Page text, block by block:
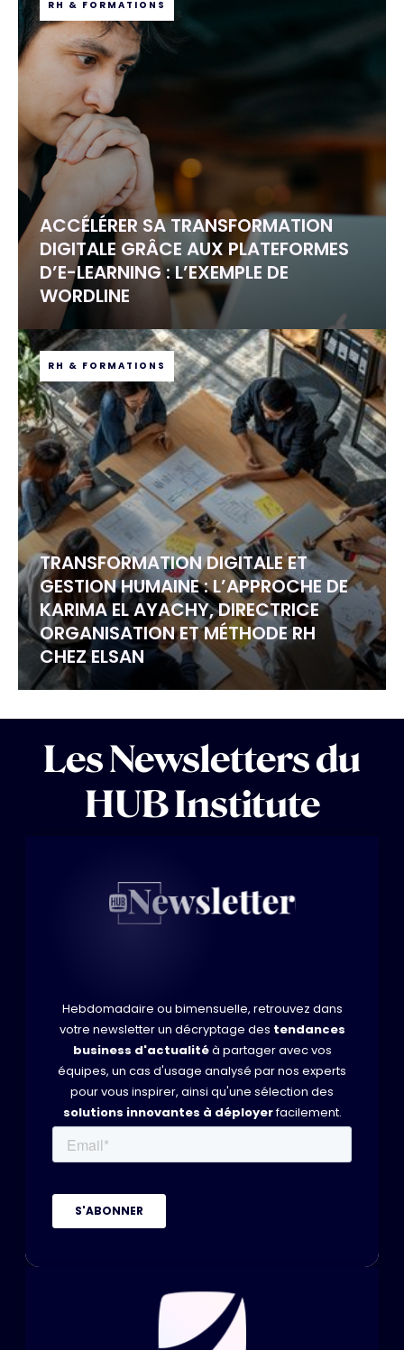
RH & FORMATIONS
ACCÉLÉRER SA TRANSFORMATION
DIGITALE GRÂCE AUX PLATEFORMES
D’E-LEARNING : L’EXEMPLE DE
WORDLINE
RH & FORMATIONS
TRANSFORMATION DIGITALE ET
GESTION HUMAINE : L’APPROCHE DE
KARIMA EL AYACHY, DIRECTRICE
ORGANISATION ET MÉTHODE RH
CHEZ ELSAN
Les Newsletters du
HUB Institute
Hebdomadaire ou bimensuelle, retrouvez dans
votre newsletter un décryptage des tendances
business d'actualitéà partager avec vos
équipes, un cas d'usage analysé par nos experts
pour vous inspirer, ainsi qu'une sélection des
solutions innovantes à déployerfacilement.